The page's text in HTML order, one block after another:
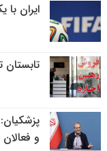
ایران
و